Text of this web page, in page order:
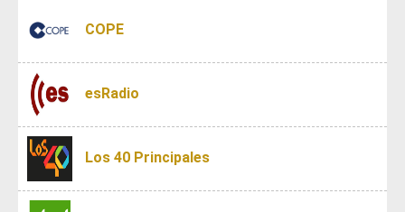
COPE
esRadio
Los 40 Principales